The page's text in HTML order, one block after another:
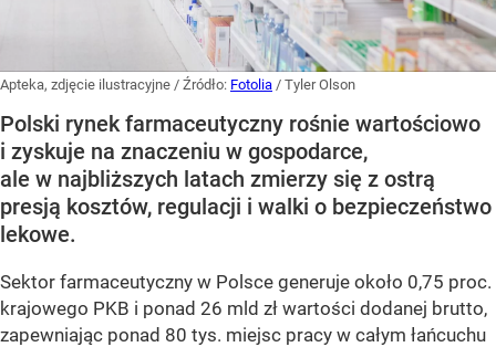
Apteka, zdjęcie ilustracyjne / Źródło: Fotolia / Tyler Olson
Polski rynek farmaceutyczny rośnie wartościowo
i zyskuje na znaczeniu w gospodarce,
ale w najbliższych latach zmierzy się z ostrą
presją kosztów, regulacji i walki o bezpieczeństwo
lekowe.
Sektor farmaceutyczny w Polsce generuje około 0,75 proc.
krajowego PKB i ponad 26 mld zł wartości dodanej brutto,
zapewniając ponad 80 tys. miejsc pracy w całym łańcuchu